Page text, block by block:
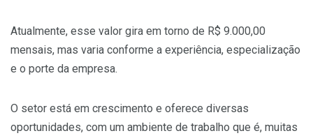
Atualmente, esse valor gira em torno de R$ 9.000,00
mensais, mas varia conforme a experiência, especialização
e o porte da empresa.
O setor está em crescimento e oferece diversas
oportunidades, com um ambiente de trabalho que é, muitas